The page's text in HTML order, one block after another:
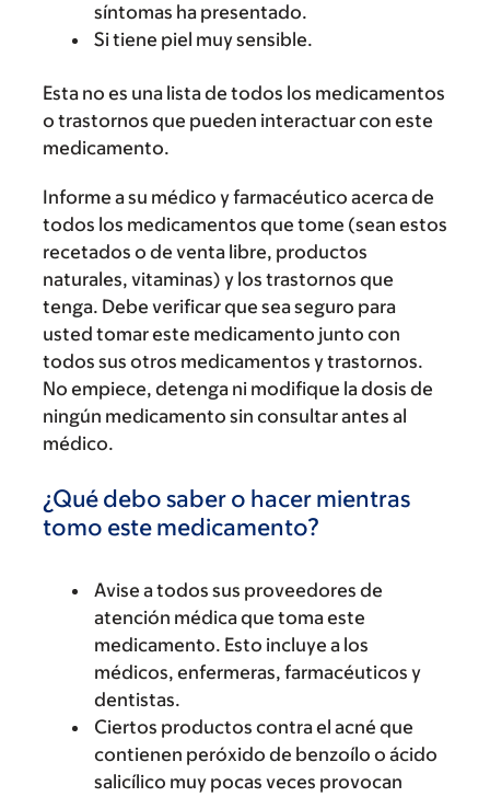
síntomas ha presentado.
Si tiene piel muy sensible.
Esta no es una lista de todos los medicamentos
o trastornos que pueden interactuar con este
medicamento.
Informe a su médico y farmacéutico acerca de
todos los medicamentos que tome (sean estos
recetados o de venta libre, productos
naturales, vitaminas) y los trastornos que
tenga. Debe verificar que sea seguro para
usted tomar este medicamento junto con
todos sus otros medicamentos y trastornos.
No empiece, detenga ni modifique la dosis de
ningún medicamento sin consultar antes al
médico.
¿Qué debo saber o hacer mientras
tomo este medicamento?
Avise a todos sus proveedores de
atención médica que toma este
medicamento. Esto incluye a los
médicos, enfermeras, farmacéuticos y
dentistas.
Ciertos productos contra el acné que
contienen peróxido de benzoílo o ácido
salicílico muy pocas veces provocan